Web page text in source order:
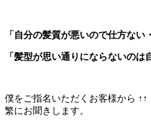
「自分の髪質が悪いので仕方ない
「髪型が思い通りにならないのは
僕をご指名いただくお客様から
繁にお聞きします。